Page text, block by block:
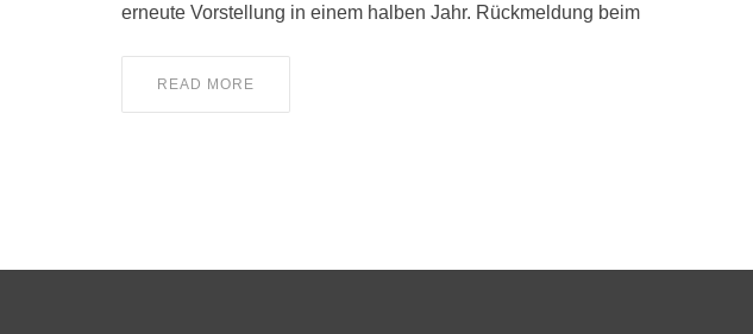
erneute Vorstellung in einem halben Jahr. Rückmeldung beim
READ MORE